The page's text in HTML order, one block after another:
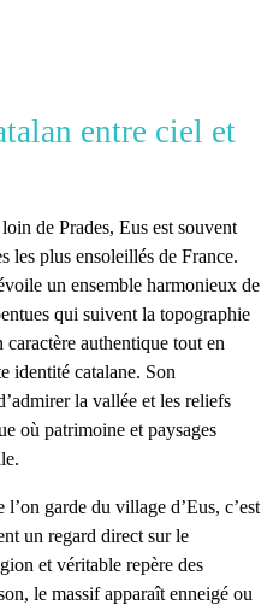
entre ciel et
de Prades, Eus est souvent
les plus ensoleillés de France.
un ensemble harmonieux de
qui suivent la topographie
authentique tout en
identité catalane. Son
la vallée et les reliefs
où patrimoine et paysages
l’on garde du village d’Eus, c’est
un regard direct sur le
et véritable repère des
le massif apparaît enneigé ou